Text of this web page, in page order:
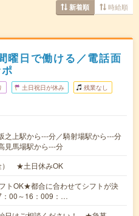
新着順 時給順
曜日で働ける／電話面
土日祝日が休み 残業なし
之上駅から---分／騎射場駅から---分
見馬場駅から---分
） ★土日休みOK
トOK★都合に合わせてシフトが決
：00～16：009：…